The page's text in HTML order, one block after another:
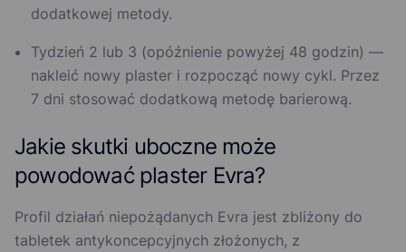
dodatkowej metody.
Tydzień 2 lub 3 (opóźnienie powyżej 48 godzin) —
nakleić nowy plaster i rozpocząć nowy cykl. Przez
7 dni stosować dodatkową metodę barierową.
Jakie skutki uboczne może
powodować plaster Evra?
Profil działań niepożądanych Evra jest zbliżony do
tabletek antykoncepcyjnych złożonych, z